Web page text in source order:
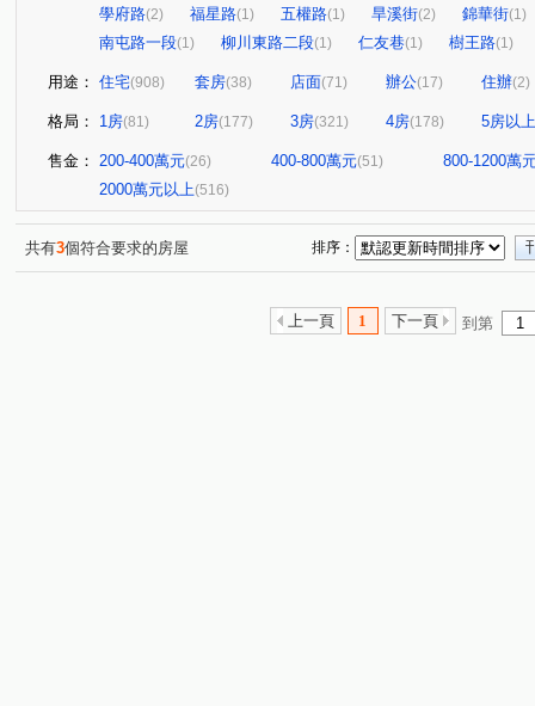
學府路(2) 福星路(1) 五權路(1) 旱溪街(2) 錦華街(1)
南屯路一段(1) 柳川東路二段(1) 仁友巷(1) 樹王路(1)
用途： 住宅(908) 套房(38) 店面(71) 辦公(17) 住辦(2)
格局： 1房(81) 2房(177) 3房(321) 4房(178) 5房以上
售金： 200-400萬元(26) 400-800萬元(51)
800-1200萬
2000萬元以上(516)
共有3個符合要求的房屋 排序：
上一頁 1 下一頁 到第